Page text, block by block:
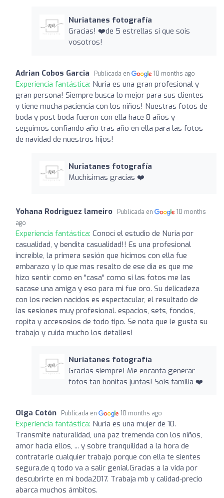
Nuriatanes fotografía
Gracias! ❤️de 5 estrellas si que sois
vosotros!
Adrian Cobos Garcia Publicada en 10 months ago
Experiencia fantástica: Nuria es una gran profesional y
gran persona! Siempre busca lo mejor para sus clientes
y tiene mucha paciencia con los niños! Nuestras fotos de
boda y post boda fueron con ella hace 8 años y
seguimos confiando año tras año en ella para las fotos
de navidad de nuestros hijos!
Nuriatanes fotografía
Muchísimas gracias ❤️
Yohana Rodriguez lameiro Publicada en
10 months
ago
Experiencia fantástica: Conocí el estudio de Nuria por
casualidad, y bendita casualidad!! Es una profesional
increible, la primera sesión que hicimos con ella fue
embarazo y lo que mas resalto de ese dia es que me
hizo sentir como en "casa" como si las fotos me las
sacase una amiga y eso para mi fue oro. Su delicadeza
con los recien nacidos es espectacular, el resultado de
las sesiones muy profesional. espacios, sets, fondos,
ropita y accesosios de todo tipo. Se nota que le gusta su
trabajo y cuida mucho los detalles!
Nuriatanes fotografía
Gracias siempre! Me encanta generar
fotos tan bonitas juntas! Sois familia ❤️
Olga Cotón Publicada en 10 months ago
Experiencia fantástica: Nuria es una mujer de 10.
Transmite naturalidad, una paz tremenda con los niños,
amor hacia ellos, ... y sobre tranquilidad a la hora de
contratarle cualquier trabajo porque con ella te sientes
segura,de q todo va a salir genial.Gracias a la vida por
descubrirte en mi boda2017. Trabaja mb y calidad-precio
abarca muchos ámbitos.